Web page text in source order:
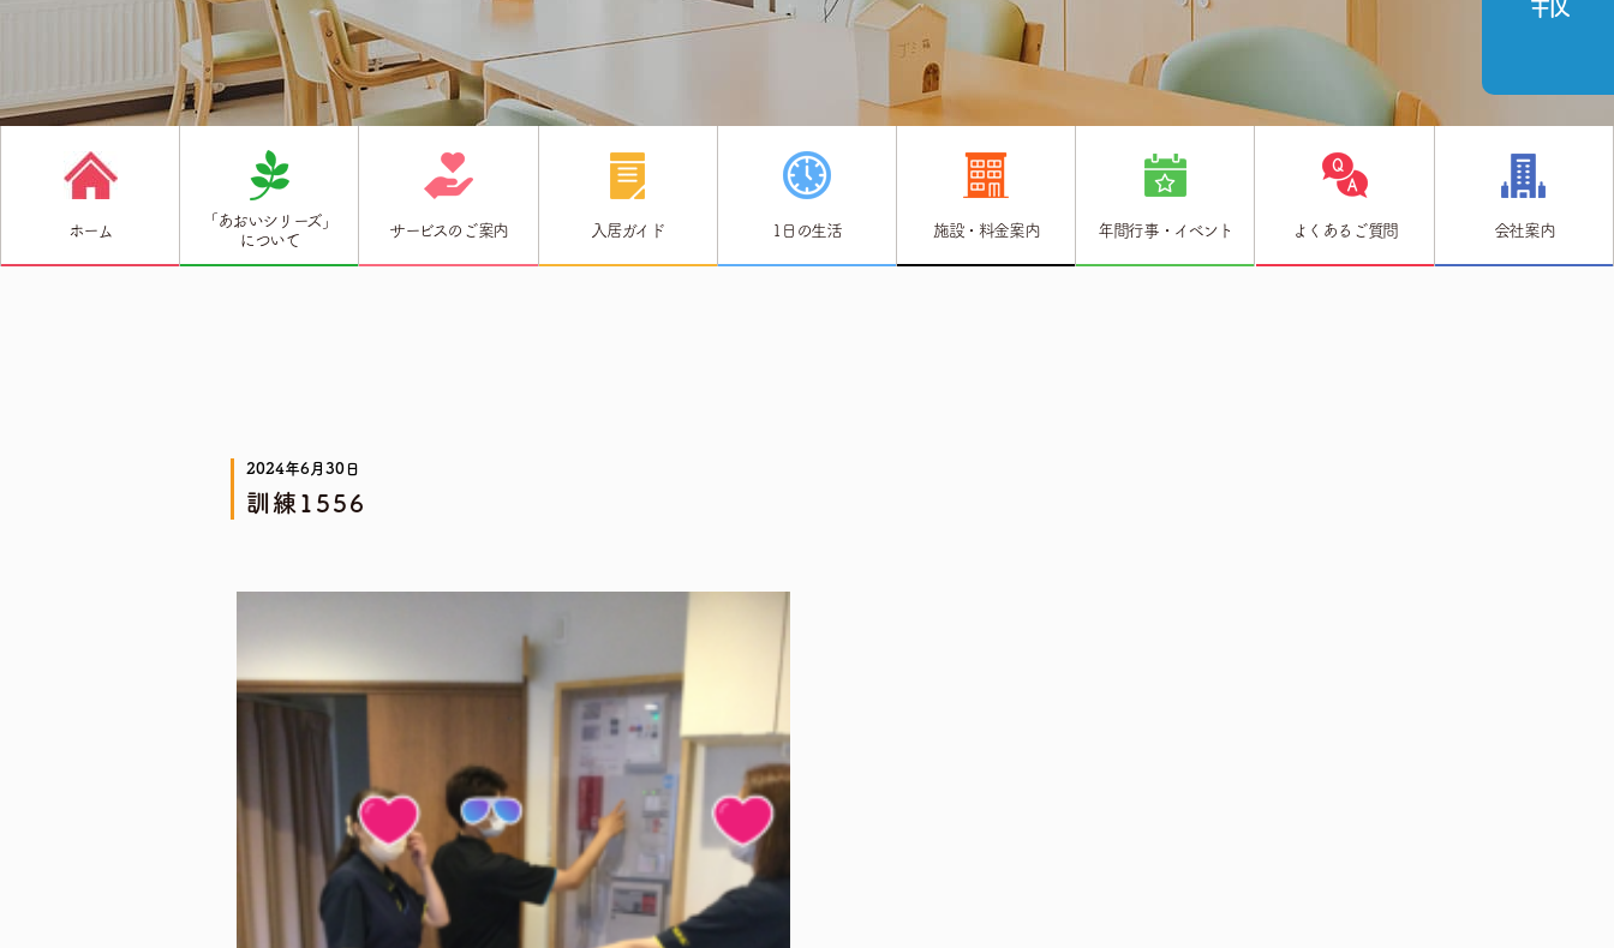
ホーム
「あおいシリーズ」
について
サービスのご案内 入居ガイド 1日の生活 施設・料金案内 年間行事・イベント よくあるご質問 会社案内
2024年6月30日
訓練1556